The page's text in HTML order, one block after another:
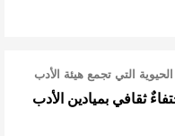
التي تجمع ⁧‫هيئة الأدب
ثقافي بميادين الأدب